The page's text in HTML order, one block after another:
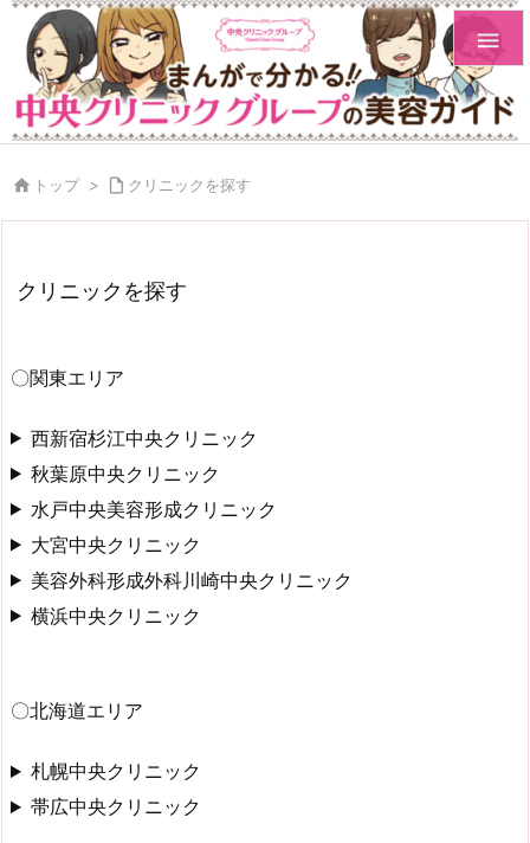

 トップ >  クリニックを探す
クリニックを探す
〇関東エリア
西新宿杉江中央クリニック
秋葉原中央クリニック
水戸中央美容形成クリニック
大宮中央クリニック
美容外科形成外科川崎中央クリニック
横浜中央クリニック
〇北海道エリア
札幌中央クリニック
帯広中央クリニック